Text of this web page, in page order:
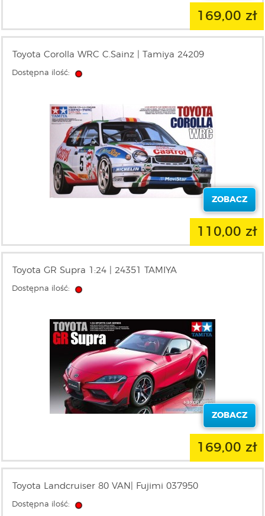
169,00 zł
Toyota Corolla WRC C.Sainz | Tamiya 24209
Dostępna ilość:
ZOBACZ
110,00 zł
Toyota GR Supra 1:24 | 24351 TAMIYA
Dostępna ilość:
ZOBACZ
169,00 zł
Toyota Landcruiser 80 VAN| Fujimi 037950
Dostępna ilość: